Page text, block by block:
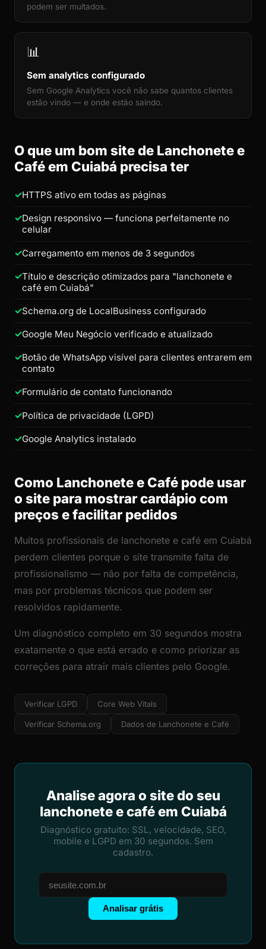
podem ser multados.
📊
Sem analytics configurado
Sem Google Analytics você não sabe quantos clientes
estão vindo — e onde estão saindo.
O que um bom site de Lanchonete e
Café em Cuiabá precisa ter
HTTPS ativo em todas as páginas
Design responsivo — funciona perfeitamente no
celular
Carregamento em menos de 3 segundos
Título e descrição otimizados para "lanchonete e
café em Cuiabá"
Schema.org de LocalBusiness configurado
Google Meu Negócio verificado e atualizado
Botão de WhatsApp visível para clientes entrarem em
contato
Formulário de contato funcionando
Política de privacidade (LGPD)
Google Analytics instalado
Como Lanchonete e Café pode usar
o site para mostrar cardápio com
preços e facilitar pedidos
Muitos profissionais de lanchonete e café em Cuiabá
perdem clientes porque o site transmite falta de
profissionalismo — não por falta de competência,
mas por problemas técnicos que podem ser
resolvidos rapidamente.
Um diagnóstico completo em 30 segundos mostra
exatamente o que está errado e como priorizar as
correções para atrair mais clientes pelo Google.
Verificar LGPD Core Web Vitals
Verificar Schema.org Dados de Lanchonete e Café
Analise agora o site do seu
lanchonete e café em Cuiabá
Diagnóstico gratuito: SSL, velocidade, SEO,
mobile e LGPD em 30 segundos. Sem
cadastro.
Analisar grátis